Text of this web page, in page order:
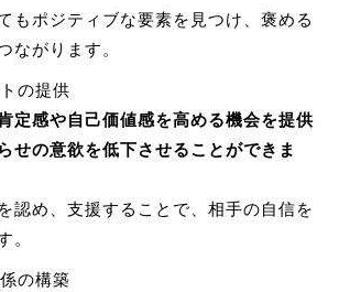
もポジティブな要素を見つけ、褒める
ながります。
の提供
定感や自己価値感を高める機会を提供
せの意欲を低下させることができま
認め、支援することで、相手の自信を
。
の構築